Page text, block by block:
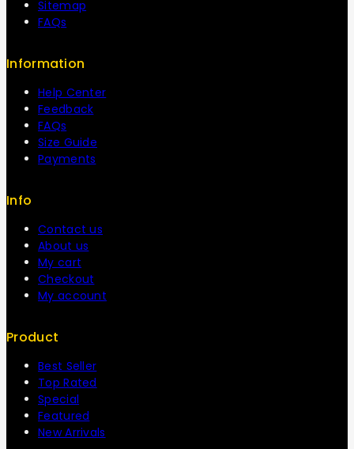
Sitemap
FAQs
Information
Help Center
Feedback
FAQs
Size Guide
Payments
Info
Contact us
About us
My cart
Checkout
My account
Product
Best Seller
Top Rated
Special
Featured
New Arrivals